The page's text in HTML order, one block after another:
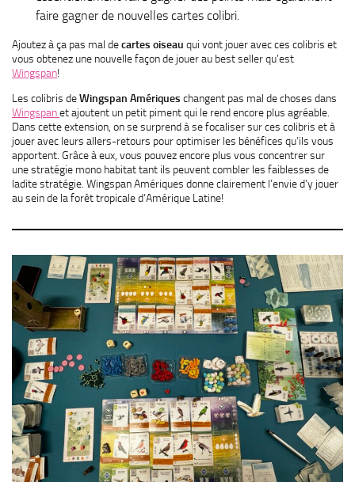
faire gagner de nouvelles cartes colibri.
Ajoutez à ça pas mal decartes oiseau qui vont jouer avec ces colibris et
vous obtenez une nouvelle façon de jouer au best seller qu’est
Wingspan!
Les colibris deWingspan Amériques changent pas mal de choses dans
Wingspanet ajoutent un petit piment qui le rend encore plus agréable.
Dans cette extension, on se surprend à se focaliser sur ces colibris et à
jouer avec leurs allers-retours pour optimiser les bénéfices qu’ils vous
apportent. Grâce à eux, vous pouvez encore plus vous concentrer sur
une stratégie mono habitat tant ils peuvent combler les faiblesses de
ladite stratégie. Wingspan Amériques donne clairement l’envie d’y jouer
au sein de la forêt tropicale d’Amérique Latine!